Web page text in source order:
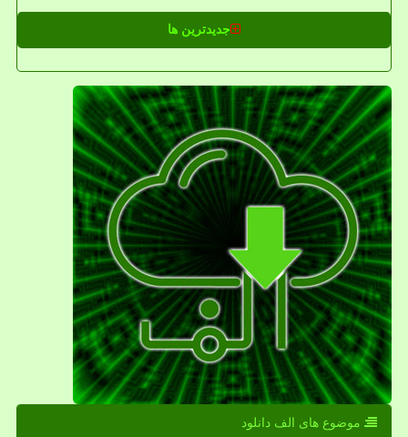
جدیدترین ها
موضوع های الف دانلود